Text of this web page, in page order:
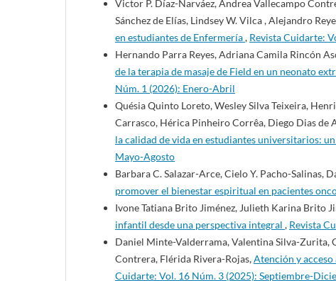
Victor P. Díaz-Narváez, Andrea Vallecampo
Sánchez de Elías, Lindsey W. Vilca , Alejandro
en estudiantes de Enfermería, Revista Cuidarte:
Hernando Parra Reyes, Adriana Camila Rincón
de la terapia de masaje de Field en un neonato
Núm. 1 (2026): Enero-Abril
Quésia Quinto Loreto, Wesley Silva Teixeira,
Carrasco, Hérica Pinheiro Corrêa, Diego Dias de
la calidad de vida en estudiantes universitarios:
Mayo-Agosto
Barbara C. Salazar-Arce, Cielo Y. Pacho-Salinas,
promover el bienestar espiritual en pacientes
Ivone Tatiana Brito Jiménez, Julieth Karina Brito
infantil desde una perspectiva integral , Revista
Daniel Minte-Valderrama, Valentina Silva-Zurita,
Contrera, Flérida Rivera-Rojas,Atención y
Cuidarte: Vol. 16 Núm. 3 (2025): Septiembre-